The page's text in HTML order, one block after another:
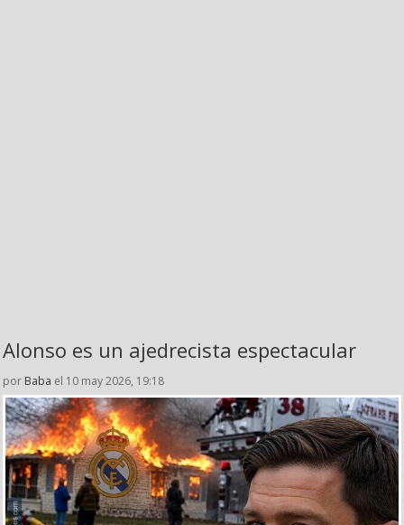
Alonso es un ajedrecista espectacular
por Baba el 10 may 2026, 19:18